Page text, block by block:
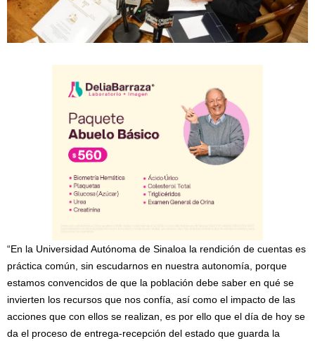
“En la Universidad Autónoma de Sinaloa la rendición de cuentas es
práctica común, sin escudarnos en nuestra autonomía, porque
estamos convencidos de que la población debe saber en qué se
invierten los recursos que nos confía, así como el impacto de las
acciones que con ellos se realizan, es por ello que el día de hoy se
da el proceso de entrega-recepción del estado que guarda la